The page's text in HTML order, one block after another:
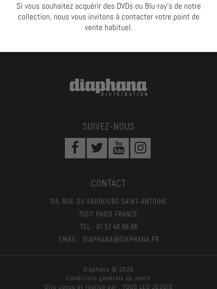
Si vous souhaitez acquérir des DVDs ou Blu-ray’s de notre
collection, nous vous invitons à contacter votre point de
vente habituel.
SUIVEZ-NOUS
CONTACT
155, RUE DU FAUBOURG SAINT-ANTOINE
75011 PARIS FRANCE
TEL : 01 53 46 66 66
EMAIL : DIAPHANA@DIAPHANA.FR
Diaphana © 2026
Conditions générale de vente
Site conçu et réalisé par : TOUS LES JEUDIS